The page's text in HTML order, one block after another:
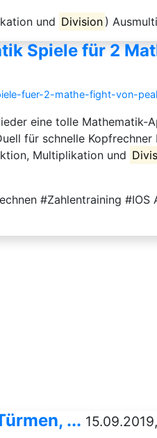
und Division )
Spiele für 2
fuer-2-mathe-fight-von-
eine tolle Mathematik-
für schnelle
Multiplikation und
#Zahlentraining #IOS
...